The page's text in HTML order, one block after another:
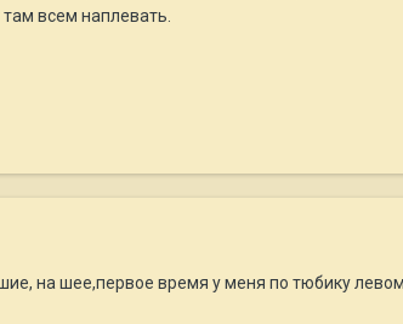
всем наплевать.
на шее,первое время у меня по тюбику